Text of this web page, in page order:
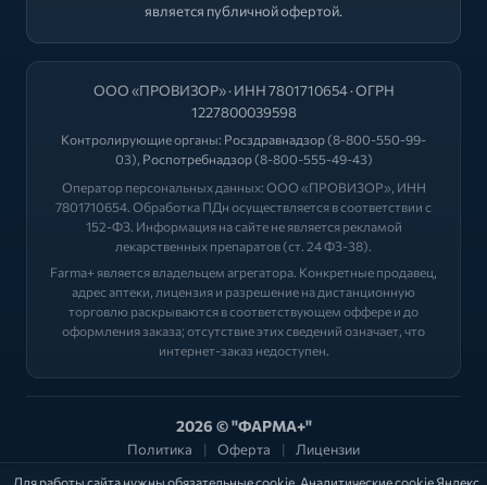
Для работы сайта нужны обязательные cookie. Аналитические cookie Яндекс
является публичной офертой.
ООО «ПРОВИЗОР» · ИНН 7801710654 · ОГРН
1227800039598
Контролирующие органы: Росздравнадзор(8-800-550-99-
03), Роспотребнадзор(8-800-555-49-43)
Оператор персональных данных: ООО «ПРОВИЗОР», ИНН
7801710654. Обработка ПДн осуществляется в соответствии с
152-ФЗ. Информация на сайте не является рекламой
лекарственных препаратов (ст. 24 ФЗ-38).
Farma+ является владельцем агрегатора. Конкретные продавец,
адрес аптеки, лицензия и разрешение на дистанционную
торговлю раскрываются в соответствующем оффере и до
оформления заказа; отсутствие этих сведений означает, что
интернет-заказ недоступен.
2026 © "ФАРМА+"
Политика | Оферта | Лицензии